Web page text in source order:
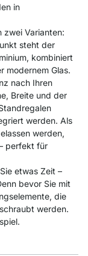
in
zwei Varianten:
steht der
kombiniert
modernem Glas.
nach Ihren
Breite und der
werden. Als
werden,
perfekt für
etwas Zeit –
bevor Sie mit
die
werden.